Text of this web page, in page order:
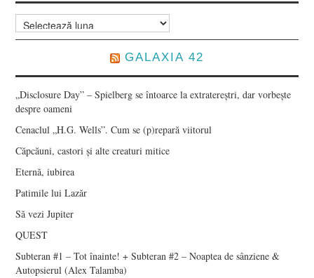
Arhive
GALAXIA 42
„Disclosure Day” – Spielberg se întoarce la extratereștri, dar vorbește
despre oameni
Cenaclul „H.G. Wells”. Cum se (p)repară viitorul
Căpcăuni, castori și alte creaturi mitice
Eternă, iubirea
Patimile lui Lazăr
Să vezi Jupiter
QUEST
Subteran #1 – Tot înainte! + Subteran #2 – Noaptea de sânziene &
Autopsierul (Alex Talamba)